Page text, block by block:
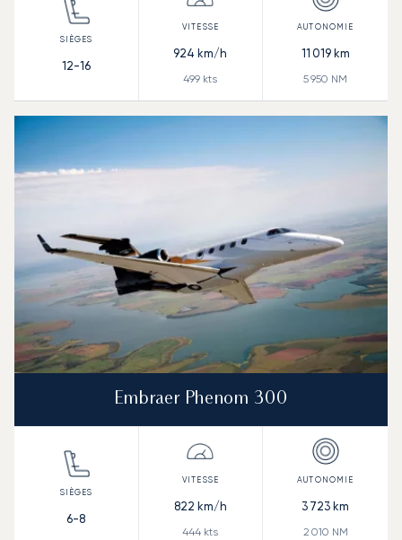
12-16
924 km/h
499 kts
11 019km
5 950 NM
Embraer Phenom 300
6-8
822 km/h
444 kts
3 723 km
2 010 NM